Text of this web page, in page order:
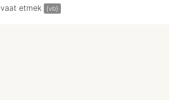
vaat etmek {vb}